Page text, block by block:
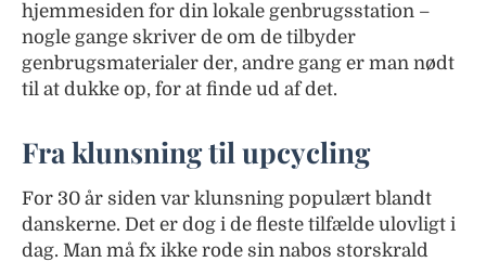
hjemmesiden for din lokale genbrugsstation –
nogle gange skriver de om de tilbyder
genbrugsmaterialer der, andre gang er man nødt
til at dukke op, for at finde ud af det.
Fra klunsning til upcycling
For 30 år siden var klunsning populært blandt
danskerne. Det er dog i de fleste tilfælde ulovligt i
dag. Man må fx ikke rode sin nabos storskrald